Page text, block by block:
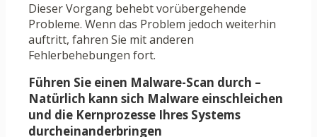
Dieser Vorgang behebt vorübergehende
Probleme. Wenn das Problem jedoch weiterhin
auftritt, fahren Sie mit anderen
Fehlerbehebungen fort.
Führen Sie einen Malware-Scan durch –
Natürlich kann sich Malware einschleichen
und die Kernprozesse Ihres Systems
durcheinanderbringen